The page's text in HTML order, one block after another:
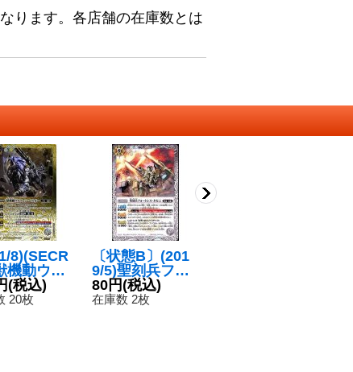
ります。各店舗の在庫数とは
8)(SECR
機動ウル
・ベルガ
機動ウル
(税込)
20枚
〔状態B〕(201
9/5)聖刻兵フォ
ートレス・ネセ
ニ【R】{BS47-
80円(税込)
在庫数 2枚